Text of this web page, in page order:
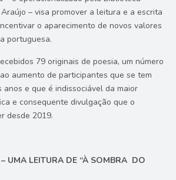
– visa promover a leitura e a escrita
o aparecimento de novos valores
portuguesa.
79 originais de poesia, um número
aumento de participantes que se tem
e que é indissociável da maior
e consequente divulgação que o
desde 2019.
UMA LEITURA DE “À SOMBRA DO